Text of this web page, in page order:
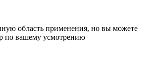
область применения, но вы можете
по вашему усмотрению